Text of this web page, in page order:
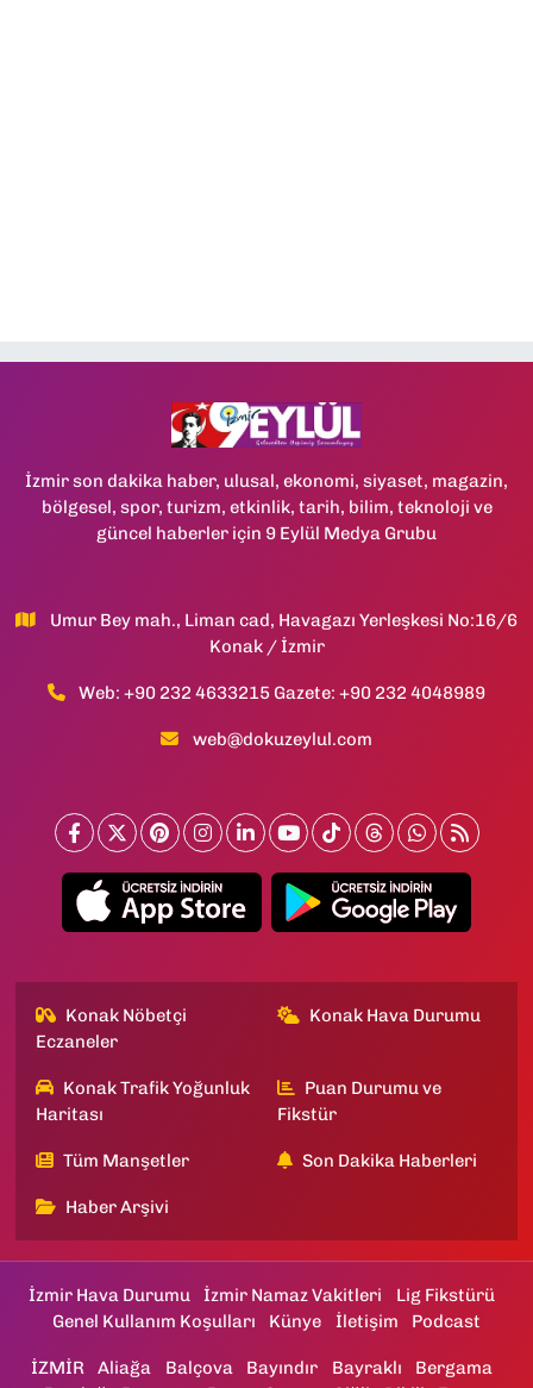
İzmir son dakika haber, ulusal, ekonomi, siyaset, magazin,
bölgesel, spor, turizm, etkinlik, tarih, bilim, teknoloji ve
güncel haberler için 9 Eylül Medya Grubu
Umur Bey mah., Liman cad, Havagazı Yerleşkesi No:16/6
Konak / İzmir
Web: +90 232 4633215 Gazete: +90 232 4048989
web@dokuzeylul.com
Konak Nöbetçi
Eczaneler
Konak Hava Durumu
Konak Trafik Yoğunluk
Haritası
Puan Durumu ve
Fikstür
Tüm Manşetler Son Dakika Haberleri
Haber Arşivi
İzmir Hava Durumu İzmir Namaz Vakitleri
Lig Fikstürü
Genel Kullanım Koşulları
Künye İletişim Podcast
İZMİR Aliağa Balçova Bayındır Bayraklı
Bergama